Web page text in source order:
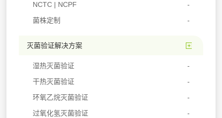
NCTC | NCPF
菌株定制
灭菌验证解决方案
湿热灭菌验证
干热灭菌验证
环氧乙烷灭菌验证
过氧化氢灭菌验证